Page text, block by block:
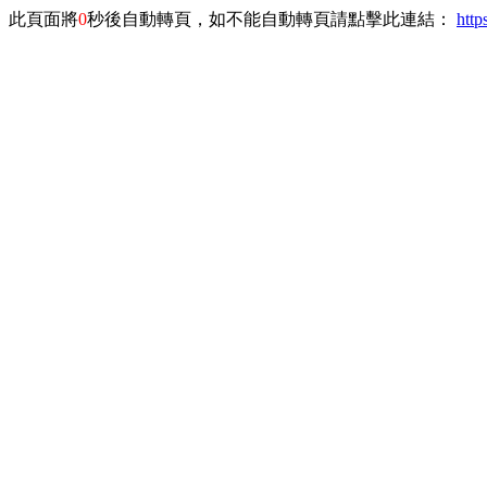
此頁面將0秒後自動轉頁，如不能自動轉頁請點擊此連結：